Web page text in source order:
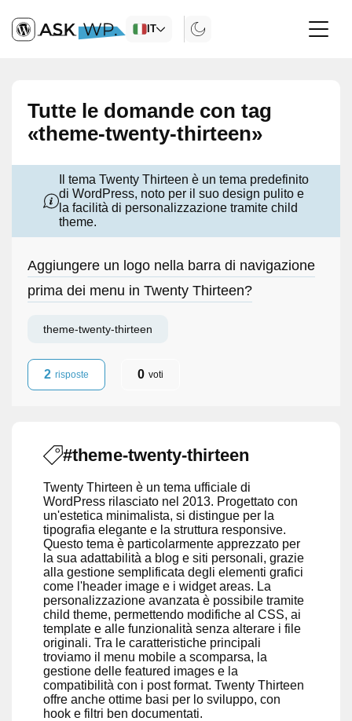
IT
Tutte le domande con tag
«theme-twenty-thirteen»
Il tema Twenty Thirteen è un tema predefinito
di WordPress, noto per il suo design pulito e
la facilità di personalizzazione tramite child
theme.
Aggiungere un logo nella barra di navigazione
prima dei menu in Twenty Thirteen?
theme-twenty-thirteen
2 risposte 0 voti
#theme-twenty-thirteen
Twenty Thirteen è un tema ufficiale di
WordPress rilasciato nel 2013. Progettato con
un'estetica minimalista, si distingue per la
tipografia elegante e la struttura responsive.
Questo tema è particolarmente apprezzato per
la sua adattabilità a blog e siti personali, grazie
alla gestione semplificata degli elementi grafici
come l'header image e i widget areas. La
personalizzazione avanzata è possibile tramite
child theme, permettendo modifiche al CSS, ai
template e alle funzionalità senza alterare i file
originali. Tra le caratteristiche principali
troviamo il menu mobile a scomparsa, la
gestione delle featured images e la
compatibilità con i post format. Twenty Thirteen
offre anche ottime basi per lo sviluppo, con
hook e filtri ben documentati.